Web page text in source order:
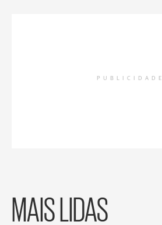
PUBLICIDADE
MAIS LIDAS